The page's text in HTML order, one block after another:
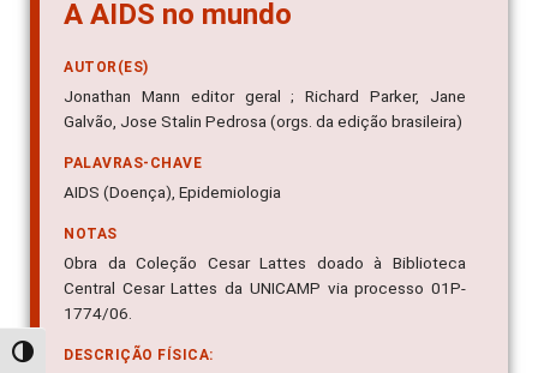
Alternar alto contraste
A AIDS no mundo
AUTOR(ES)
Jonathan Mann editor geral ; Richard Parker, Jane
Galvão, Jose Stalin Pedrosa (orgs. da edição brasileira)
PALAVRAS-CHAVE
AIDS (Doença), Epidemiologia
NOTAS
Obra da Coleção Cesar Lattes doado à Biblioteca
Central Cesar Lattes da UNICAMP via processo 01P-
1774/06.
DESCRIÇÃO FÍSICA: